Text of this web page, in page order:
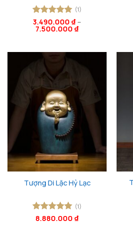
Được xếp
hạng55
(1)
3.490.000 ₫ –
7.500.000 ₫
Tượng Di Lặc Hỷ Lạc
Được xếp
(1)
8.880.000 ₫